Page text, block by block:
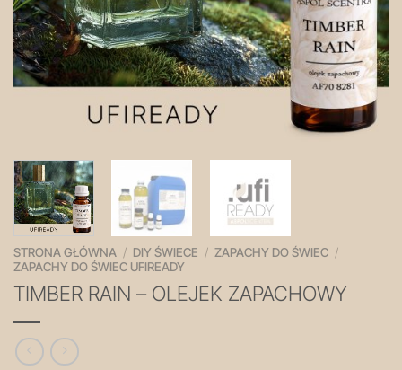
STRONA GŁÓWNA / DIY ŚWIECE / ZAPACHY DO ŚWIEC /
ZAPACHY DO ŚWIEC UFIREADY
TIMBER RAIN – OLEJEK ZAPACHOWY